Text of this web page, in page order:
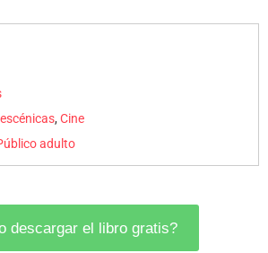
,Cine
adulto
descargar el libro gratis?